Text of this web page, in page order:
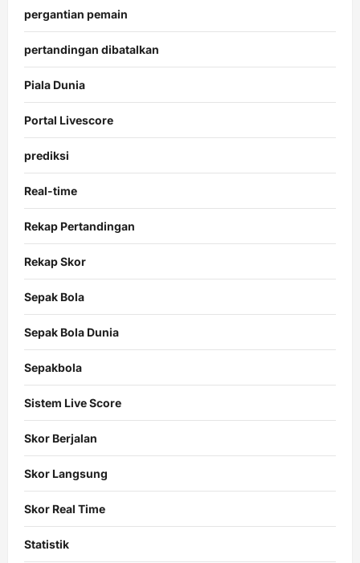
pergantian pemain
pertandingan dibatalkan
Piala Dunia
Portal Livescore
prediksi
Real-time
Rekap Pertandingan
Rekap Skor
Sepak Bola
Sepak Bola Dunia
Sepakbola
Sistem Live Score
Skor Berjalan
Skor Langsung
Skor Real Time
Statistik